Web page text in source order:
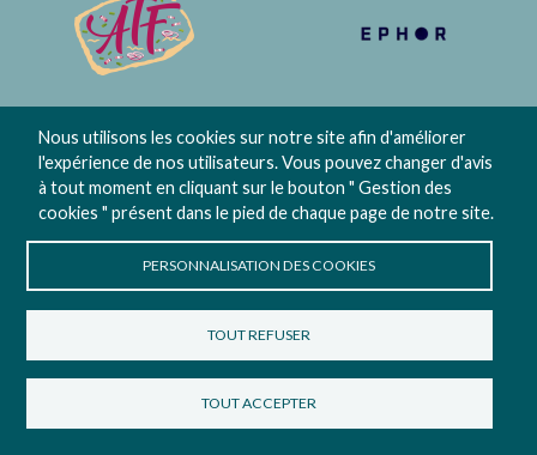
Contact Gestion des cookies
Nous utilisons les cookies sur notre site afin d'améliorer
l'expérience de nos utilisateurs. Vous pouvez changer d'avis
à tout moment en cliquant sur le bouton " Gestion des
cookies " présent dans le pied de chaque page de notre site.
PERSONNALISATION DES COOKIES
TOUT REFUSER
TOUT ACCEPTER